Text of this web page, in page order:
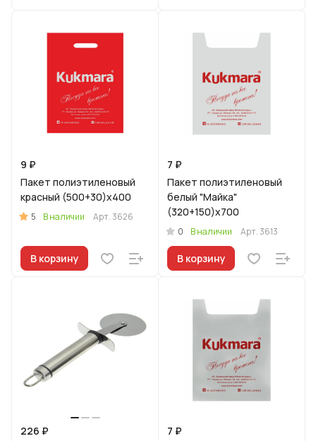
9 ₽
Пакет полиэтиленовый
красный (500+30)х400
5 В наличии Арт.3626
В корзину
7 ₽
Пакет полиэтиленовый
белый "Майка"
(320+150)х700
0 В наличии Арт.3613
В корзину
226 ₽
7 ₽